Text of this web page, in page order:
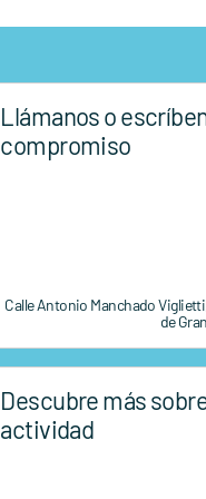
Llámanos o
compromiso
Calle Antonio Manchado
de
Descubre más
actividad